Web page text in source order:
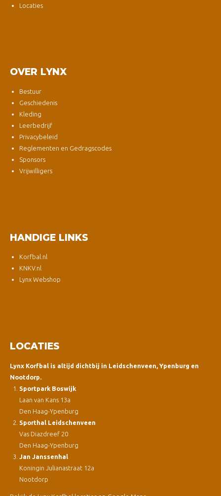
Locaties
OVER LYNX
Bestuur
Geschiedenis
Kleding
Leerbedrijf
Privacybeleid
Reglementen en Gedragscodes
Sponsors
Vrijwilligers
HANDIGE LINKS
Korfbal.nl
KNKV.nl
Lynx Webshop
LOCATIES
Lynx Korfbal is altijd dichtbij in Leidschenveen, Ypenburg en
Nootdorp.
Sportpark Boswijk
Laan van Kans 13a
Den Haag-Ypenburg
Sporthal Leidschenveen
Vas Diazdreef 20
Den Haag-Ypenburg
Jan Janssenhal
Koningin Julianastraat 12a
Nootdorp